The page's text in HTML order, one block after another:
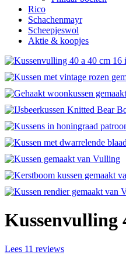
Rico
Schachenmayr
Scheepjeswol
Aktie & koopjes
Kussenvulling
Lees 11 reviews